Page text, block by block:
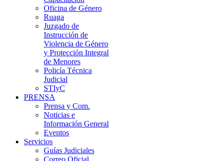
Oficina de Género
Ruaga
Juzgado de
Instrucción de
Violencia de Género
y Protección Integral
de Menores
Policía Técnica
Judicial
STIyC
PRENSA
Prensa y Com.
Noticias e
Información General
Eventos
Servicios
Guías Judiciales
Correo Oficial